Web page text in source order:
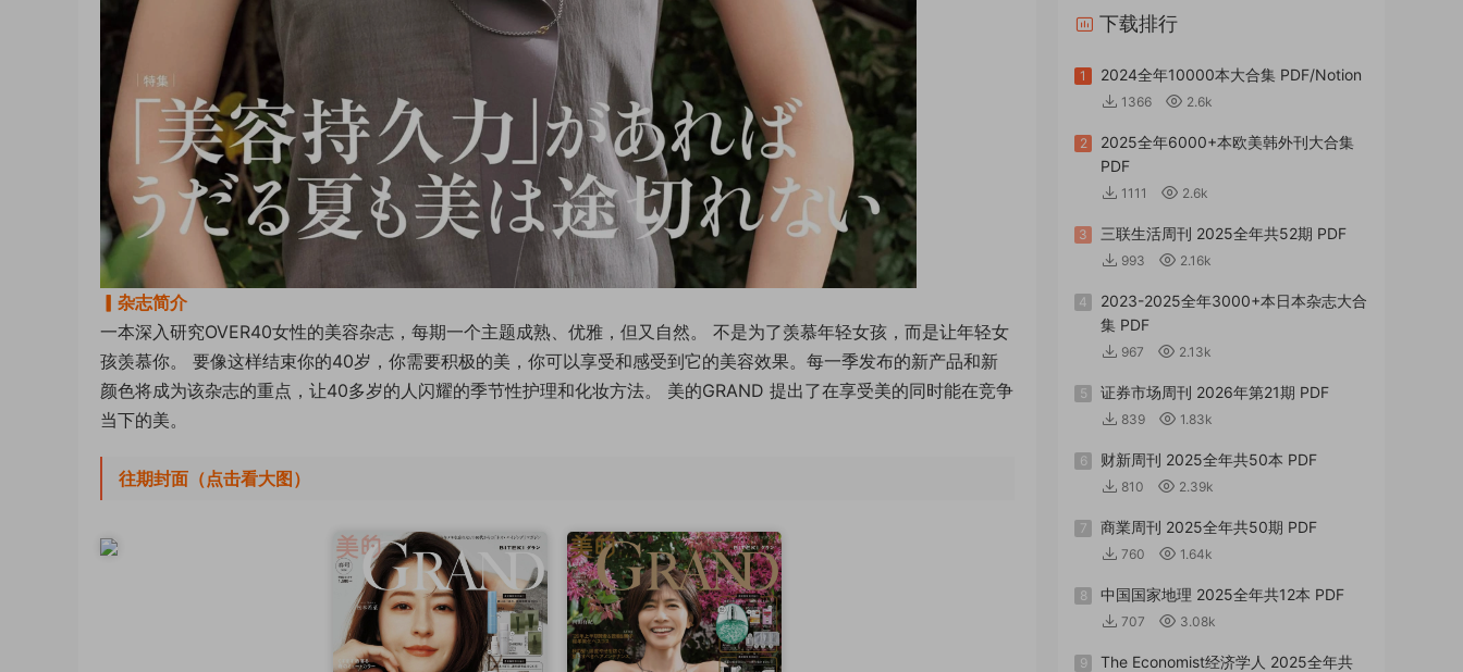
▎杂志简介
一本深入研究OVER40女性的美容杂志，每期一个主题成熟、优雅，但又自然。 不是为了羡慕年轻女孩，而是让年轻女
孩羡慕你。 要像这样结束你的40岁，你需要积极的美，你可以享受和感受到它的美容效果。每一季发布的新产品和新
颜色将成为该杂志的重点，让40多岁的人闪耀的季节性护理和化妆方法。 美的GRAND 提出了在享受美的同时能在竞争
当下的美。
往期封面（点击看大图）
下载排行
1 2024全年10000本大合集 PDF/Notion
1366 2.6k
2
2025全年6000+本欧美韩外刊大合集
PDF
1111 2.6k
3 三联生活周刊 2025全年共52期 PDF
993 2.16k
4
2023-2025全年3000+本日本杂志大合
集 PDF
967 2.13k
5 证券市场周刊 2026年第21期 PDF
839 1.83k
6 财新周刊 2025全年共50本 PDF
810 2.39k
7 商業周刊 2025全年共50期 PDF
760 1.64k
8 中国国家地理 2025全年共12本 PDF
707 3.08k
9
The Economist经济学人 2025全年共